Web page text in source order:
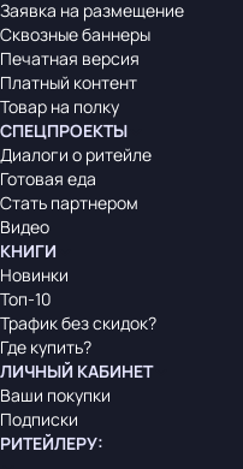
Заявка на размещение
Сквозные баннеры
Печатная версия
Платный контент
Товар на полку
СПЕЦПРОЕКТЫ
Диалоги о ритейле
Готовая еда
Стать партнером
Видео
КНИГИ
Новинки
Топ-10
Трафик без скидок?
Где купить?
ЛИЧНЫЙ КАБИНЕТ
Ваши покупки
Подписки
РИТЕЙЛЕРУ: